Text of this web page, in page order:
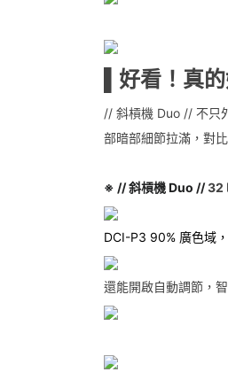
▌好看！真
// 斜槓機 Duo // 不只
部暗部細節拉滿，對比
※ // 斜槓機 Duo //32
DCI-P3 90% 廣色域
還能開啟自動調節，